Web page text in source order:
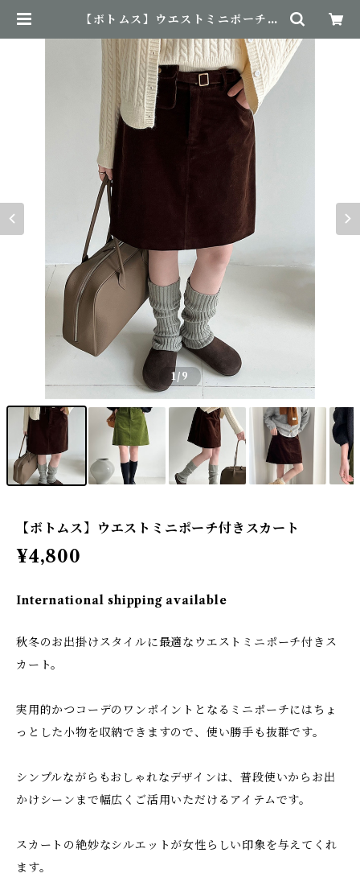
【ボトムス】ウエストミニポーチ付
1/9
【ボトムス】ウエストミニポーチ付きスカート
¥4,800
International shipping available
秋冬のお出掛けスタイルに最適なウエストミニポーチ付きス
カート。
実用的かつコーデのワンポイントとなるミニポーチにはちょ
っとした小物を収納できますので、使い勝手も抜群です。
シンプルながらもおしゃれなデザインは、普段使いからお出
かけシーンまで幅広くご活用いただけるアイテムです。
スカートの絶妙なシルエットが女性らしい印象を与えてくれ
ます。